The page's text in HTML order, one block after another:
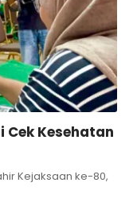
Cek Kesehatan
Kejaksaan ke-80,